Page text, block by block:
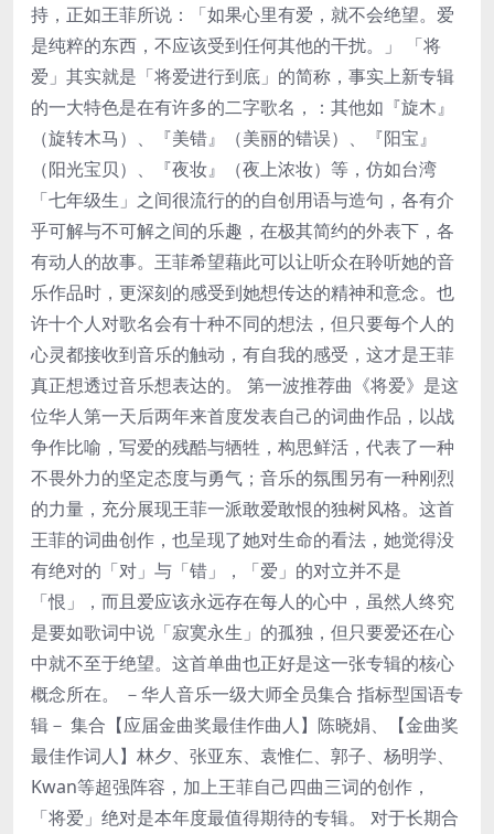
持，正如王菲所说：「如果心里有爱，就不会绝望。爱
是纯粹的东西，不应该受到任何其他的干扰。」 「将
爱」其实就是「将爱进行到底」的简称，事实上新专辑
的一大特色是在有许多的二字歌名，：其他如『旋木』
（旋转木马）、『美错』（美丽的错误）、『阳宝』
（阳光宝贝）、『夜妆』（夜上浓妆）等，仿如台湾
「七年级生」之间很流行的的自创用语与造句，各有介
乎可解与不可解之间的乐趣，在极其简约的外表下，各
有动人的故事。王菲希望藉此可以让听众在聆听她的音
乐作品时，更深刻的感受到她想传达的精神和意念。也
许十个人对歌名会有十种不同的想法，但只要每个人的
心灵都接收到音乐的触动，有自我的感受，这才是王菲
真正想透过音乐想表达的。 第一波推荐曲《将爱》是这
位华人第一天后两年来首度发表自己的词曲作品，以战
争作比喻，写爱的残酷与牺牲，构思鲜活，代表了一种
不畏外力的坚定态度与勇气；音乐的氛围另有一种刚烈
的力量，充分展现王菲一派敢爱敢恨的独树风格。这首
王菲的词曲创作，也呈现了她对生命的看法，她觉得没
有绝对的「对」与「错」，「爱」的对立并不是
「恨」，而且爱应该永远存在每人的心中，虽然人终究
是要如歌词中说「寂寞永生」的孤独，但只要爱还在心
中就不至于绝望。这首单曲也正好是这一张专辑的核心
概念所在。 －华人音乐一级大师全员集合 指标型国语专
辑－ 集合【应届金曲奖最佳作曲人】陈晓娟、【金曲奖
最佳作词人】林夕、张亚东、袁惟仁、郭子、杨明学、
Kwan等超强阵容，加上王菲自己四曲三词的创作，
「将爱」绝对是本年度最值得期待的专辑。 对于长期合